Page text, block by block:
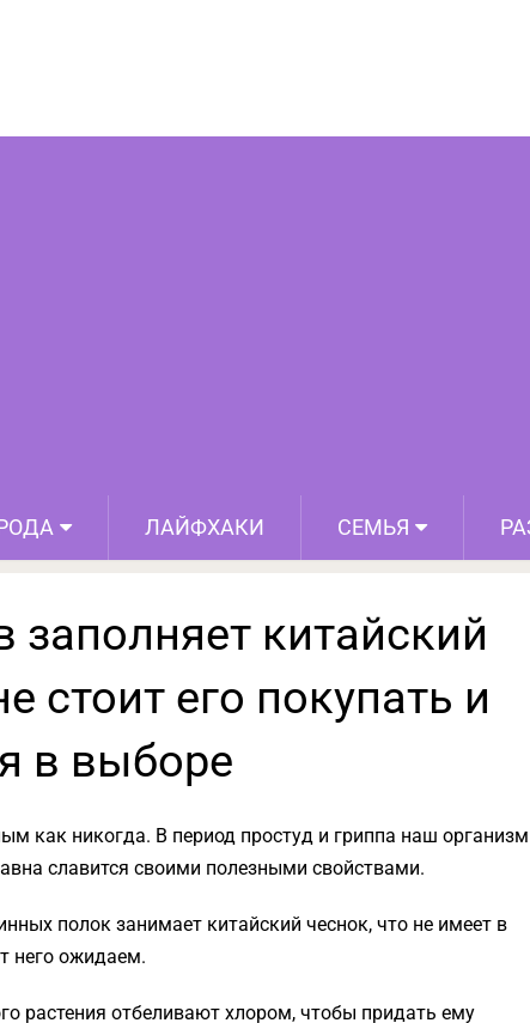
ЛАЙФХАКИ СЕМЬЯ
китайский чеснок. Почему не
и как не ошибиться в выборе
заполняет китайский
стоит его покупать и
в выборе
как никогда. В период простуд и гриппа наш организм
славится своими полезными свойствами.
полок занимает китайский чеснок, что не имеет в
него ожидаем.
растения отбеливают хлором, чтобы придать ему